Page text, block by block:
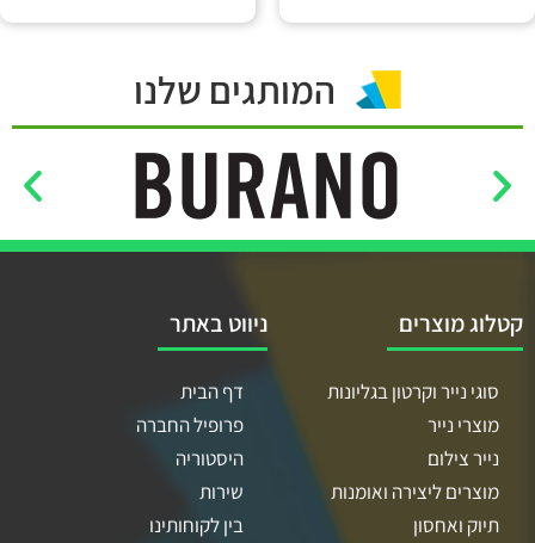
המותגים שלנו
קטלוג מוצרים
סוגי נייר וקרטון בגליונות
מוצרי נייר
נייר צילום
מוצרים ליצירה ואומנות
תיוק ואחסון
ניווט באתר
דף הבית
פרופיל החברה
היסטוריה
שירות
בין לקוחותינו